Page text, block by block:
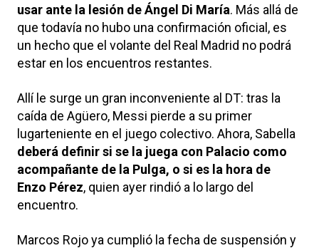
usar ante la lesión de Ángel Di María. Más allá de
que todavía no hubo una confirmación oficial, es
un hecho que el volante del Real Madrid no podrá
estar en los encuentros restantes.
Allí le surge un gran inconveniente al DT: tras la
caída de Agüero, Messi pierde a su primer
lugarteniente en el juego colectivo. Ahora, Sabella
deberá definir si se la juega con Palacio como
acompañante de la Pulga, o si es la hora de
Enzo Pérez, quien ayer rindió a lo largo del
encuentro.
Marcos Rojo ya cumplió la fecha de suspensión y